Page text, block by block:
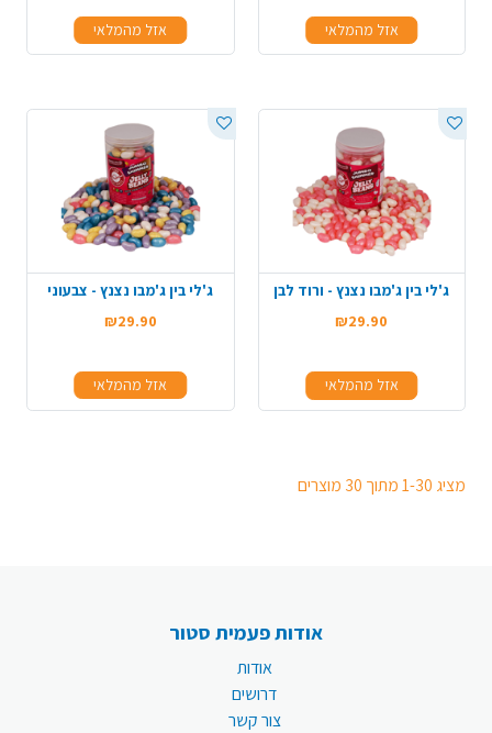
אזל מהמלאי אזל מהמלאי
ג'לי בין ג'מבו נצנץ - ורוד לבן
₪29.90
אזל מהמלאי
ג'לי בין ג'מבו נצנץ - צבעוני
₪29.90
אזל מהמלאי
מציג 1-30 מתוך 30 מוצרים
אודות פעמית סטור
אודות
דרושים
צור קשר